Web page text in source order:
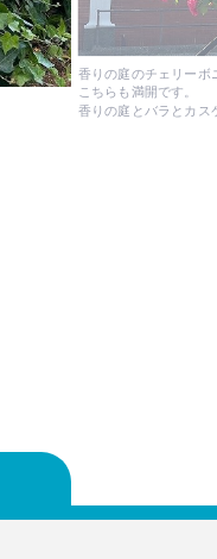
香りの庭のチェリーボ
こちらも満開です。
香りの庭とバラとカス